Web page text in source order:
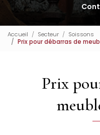
Accueil Secteur
Soissons
Prix pour débarras de
Prix